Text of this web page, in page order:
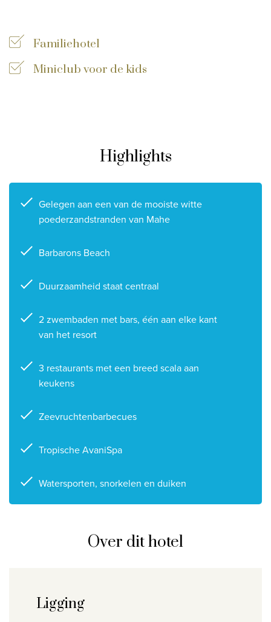
Voorwaarden
Privacy disclaimer
©2026, Travelworld
Familiehotel
Miniclub voor de kids
Highlights
Gelegen aan een van de mooiste witte
poederzandstranden van Mahe
Barbarons Beach
Duurzaamheid staat centraal
2 zwembaden met bars, één aan elke kant
van het resort
3 restaurants met een breed scala aan
keukens
Zeevruchtenbarbecues
Tropische AvaniSpa
Watersporten, snorkelen en duiken
Over dit hotel
Ligging